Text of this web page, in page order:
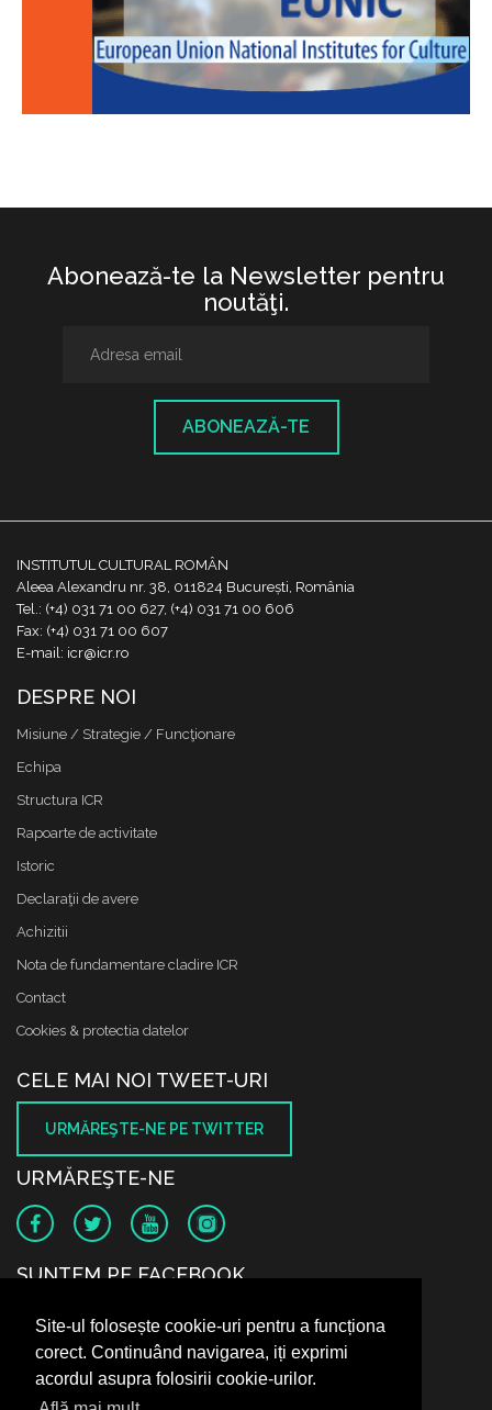
Site-ul folosește cookie-uri pentru a funcționa
corect. Continuând navigarea, iți exprimi
acordul asupra folosirii cookie-urilor.
Abonează-te la Newsletter pentru
noutăţi.
ABONEAZĂ-TE
INSTITUTUL CULTURAL ROMÂN
Aleea Alexandru nr. 38, 011824 București, România
Tel.: (+4) 031 71 00 627, (+4) 031 71 00 606
Fax: (+4) 031 71 00 607
E-mail: icr@icr.ro
DESPRE NOI
Misiune / Strategie / Funcţionare
Echipa
Structura ICR
Rapoarte de activitate
Istoric
Declaraţii de avere
Achizitii
Nota de fundamentare cladire ICR
Contact
Cookies & protectia datelor
CELE MAI NOI TWEET-URI
URMĂREŞTE-NE PE TWITTER
URMĂREŞTE-NE
SUNTEM PE FACEBOOK